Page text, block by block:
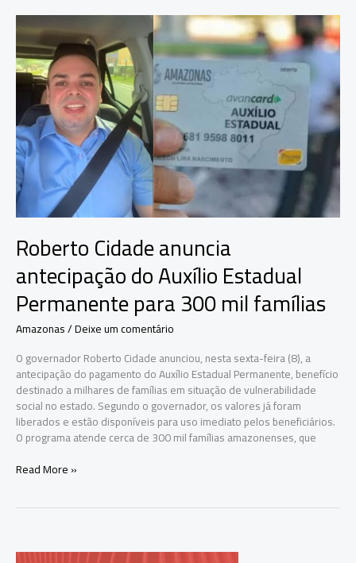
crédito
e
equipamentos
durante
Governo
Presente
na
zona
leste
de
Manaus
Roberto Cidade anuncia
antecipação do Auxílio Estadual
Permanente para 300 mil famílias
Amazonas/Deixe um comentário
O governador Roberto Cidade anunciou, nesta sexta-feira (8), a
antecipação do pagamento do Auxílio Estadual Permanente, benefício
destinado a milhares de famílias em situação de vulnerabilidade
social no estado. Segundo o governador, os valores já foram
liberados e estão disponíveis para uso imediato pelos beneficiários.
O programa atende cerca de 300 mil famílias amazonenses, que
Roberto
Auxílio
Read More »